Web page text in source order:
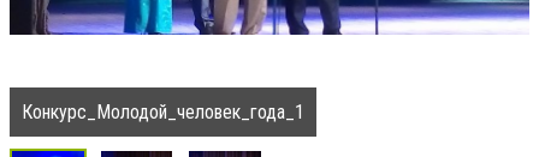
Конкурс_Молодой_человек_года_1